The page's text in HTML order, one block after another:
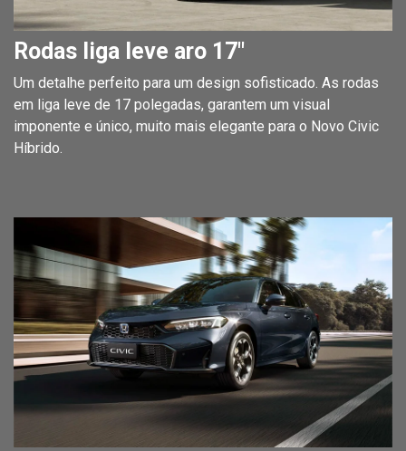
Rodas liga leve aro 17"
Um detalhe perfeito para um design sofisticado. As rodas
em liga leve de 17 polegadas, garantem um visual
imponente e único, muito mais elegante para o Novo Civic
Híbrido.